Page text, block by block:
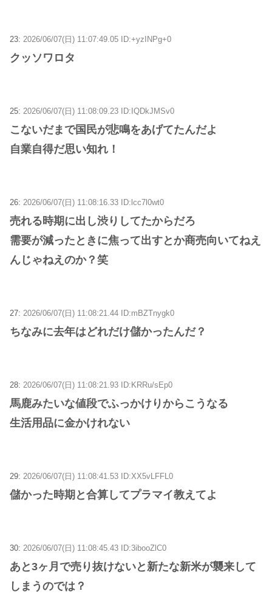
23: 2026/06/07(日) 11:07:49.05 ID:+yzINPg+0
クッソワロタ
25: 2026/06/07(日) 11:08:09.23 ID:IQDkJMSv0
こないだまで国民が悲鳴をあげてたんだよ
自業自得だ思い知れ！
26: 2026/06/07(日) 11:08:16.33 ID:lcc7l0wt0
売れる時期に出し渋りしてたからだろ
需要が減ったときに焦って出すとか商売向いてねえ
んじゃねえのか？笑
27: 2026/06/07(日) 11:08:21.44 ID:mBZTnygk0
ちなみに去年はどれだけ儲かったんだ？
28: 2026/06/07(日) 11:08:21.93 ID:KRRu/sEp0
馬鹿みたいな値段でふっかけりからこうなる
生活用品に金かけれない
29: 2026/06/07(日) 11:08:41.53 ID:XX5vLFFL0
儲かった時期と合算してプラマイ教えてよ
30: 2026/06/07(日) 11:08:45.43 ID:3ibooZlC0
あと3ヶ月で売り抜けないと新たな新米が襲来して
しまうのでは？